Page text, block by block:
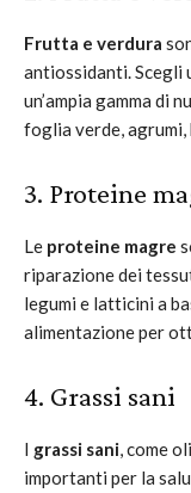
Frutta e verdura
antiossidanti. Scegli
un’ampia gamma di
foglia verde,
3. Proteine
Le proteine magre
riparazione dei
legumi e latticini a
alimentazione per
4. Grassi sani
I grassi sani, come
importanti per la